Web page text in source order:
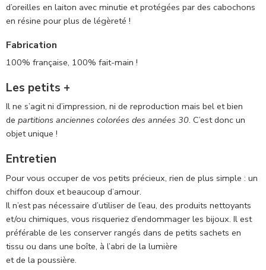
d’oreilles en laiton avec minutie et protégées par des cabochons
en résine pour plus de légèreté !
Fabrication
100% française, 100% fait-main !
Les petits +
Il ne s’agit ni d’impression, ni de reproduction mais bel et bien
de partitions anciennes colorées des années 30. C’est donc un
objet unique !
Entretien
Pour vous occuper de vos petits précieux, rien de plus simple : un
chiffon doux et beaucoup d’amour.
Il n’est pas nécessaire d’utiliser de l’eau, des produits nettoyants
et/ou chimiques, vous risqueriez d’endommager les bijoux. Il est
préférable de les conserver rangés dans de petits sachets en
tissu ou dans une boîte, à l’abri de la lumière
et de la poussière.